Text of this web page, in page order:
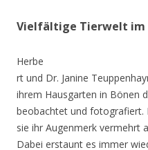
Vielfältige Tierwelt im
Herbe
rt und Dr. Janine
ihrem Hausgarten in Bönen
beobachtet und fotografiert.
sie ihr Augenmerk vermehrt
Dabei erstaunt es immer